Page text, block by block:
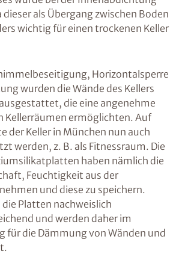
als Übergang zwischen Boden
wichtig für einen trockenen Keller
Horizontalsperre
wurden die Wände des Kellers
die eine angenehme
Kellerräumen ermöglichten. Auf
der Keller in München nun auch
werden, z. B. als Fitnessraum. Die
haben nämlich die
Feuchtigkeit aus der
und diese zu speichern.
Platten nachweislich
und werden daher im
für die Dämmung von Wänden und